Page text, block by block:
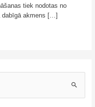
tiek nodotas no
dabīgā akmens […]